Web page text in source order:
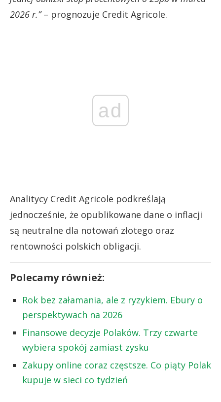
2026 r.”– prognozuje Credit Agricole.
ad
Analitycy Credit Agricole podkreślają
jednocześnie, że opublikowane dane o inflacji
są neutralne dla notowań złotego oraz
rentowności polskich obligacji.
Polecamy również:
Rok bez załamania, ale z ryzykiem. Ebury o
perspektywach na 2026
Finansowe decyzje Polaków. Trzy czwarte
wybiera spokój zamiast zysku
Zakupy online coraz częstsze. Co piąty Polak
kupuje w sieci co tydzień